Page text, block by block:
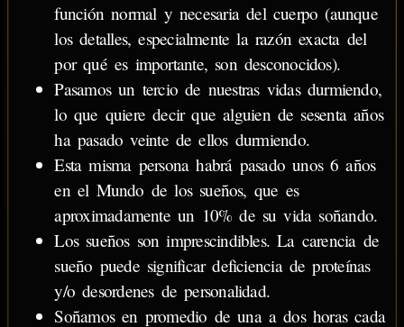
función normal y necesaria del cuerpo (aunque
los detalles, especialmente la razón exacta del
por qué es importante, son desconocidos).
Pasamos un tercio de nuestras vidas durmiendo,
lo que quiere decir que alguien de sesenta años
ha pasado veinte de ellos durmiendo.
Esta misma persona habrá pasado unos 6 años
en el Mundo de los sueños, que es
aproximadamente un 10% de su vida soñando.
Los sueños son imprescindibles. La carencia de
sueño puede significar deficiencia de proteínas
y/o desordenes de personalidad.
Soñamos en promedio de una a dos horas cada